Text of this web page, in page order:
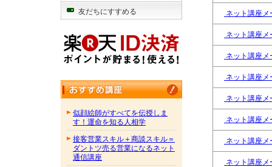
友だちにすすめる
似顔絵師がすべてを伝授しま
す！運命を知る人相学
接客営業スキル＋商談スキル＝
ダントツ売る営業になるネット
通信講座
ネット講座
ネット講座
ネット講座
ネット講座
ネット講座
ネット講座
ネット講座
ネット講座